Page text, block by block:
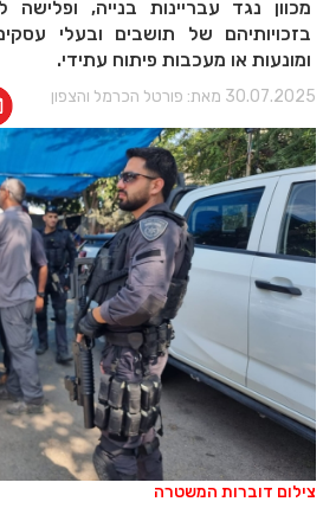
מכוון נגד עבריינות בנייה, ופלישה
בזכויותיהם של תושבים ובעלי
ומונעות או מעכבות פיתוח עתידי.
מאת: פורטל הכרמל והצפון
דוברות המשטרה